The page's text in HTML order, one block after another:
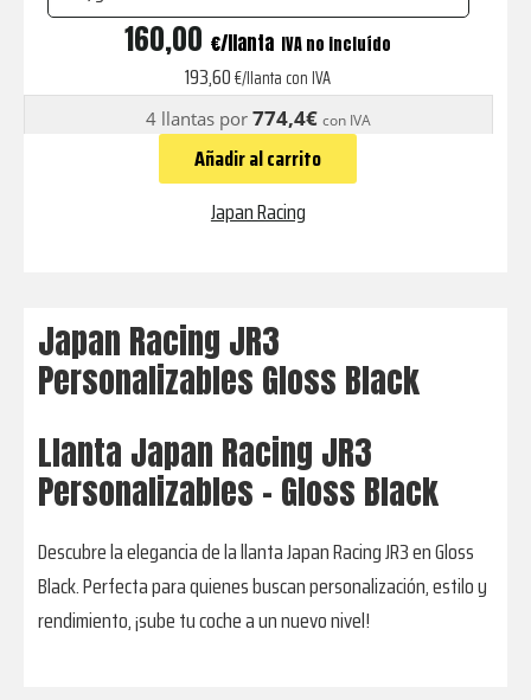
Gloss
Black
160,00 € IVA no incluído
193,60€/llanta con IVA
4 llantas por 774,4€ con IVA
Añadir al carrito
Japan Racing
Japan Racing JR3
Personalizables Gloss Black
Llanta Japan Racing JR3
Personalizables - Gloss Black
Descubre la elegancia de la llanta Japan Racing JR3 en Gloss
Black. Perfecta para quienes buscan personalización, estilo y
rendimiento, ¡sube tu coche a un nuevo nivel!